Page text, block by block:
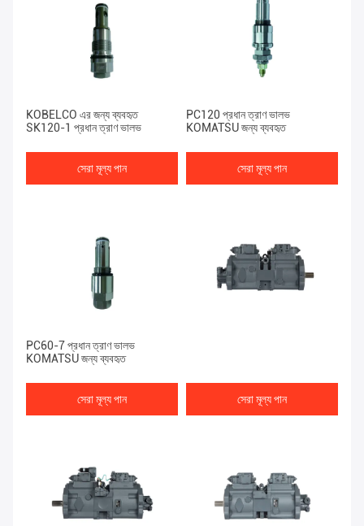
KOBELCO এর জন্য ব্যবহৃত
SK120-1 প্রধান ত্রাণ ভালভ
সেরা মূল্য পান
PC120 প্রধান ত্রাণ ভালভ
KOMATSU জন্য ব্যবহৃত
সেরা মূল্য পান
PC60-7 প্রধান ত্রাণ ভালভ
KOMATSU জন্য ব্যবহৃত
সেরা মূল্য পান সেরা মূল্য পান